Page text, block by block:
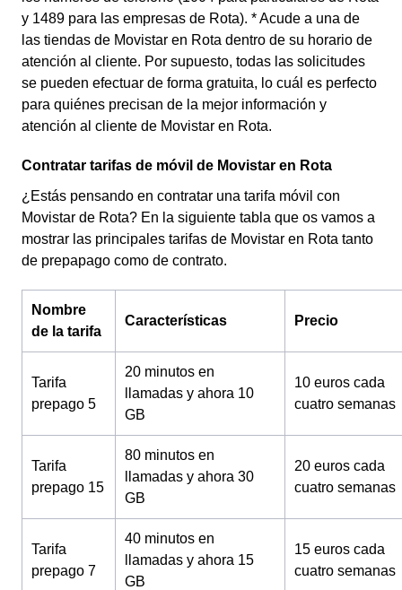
y 1489 para las empresas de Rota). * Acude a una de
las tiendas de Movistar en Rota dentro de su horario de
atención al cliente. Por supuesto, todas las solicitudes
se pueden efectuar de forma gratuita, lo cuál es perfecto
para quiénes precisan de la mejor información y
atención al cliente de Movistar en Rota.
Contratar tarifas de móvil de Movistar en Rota
¿Estás pensando en contratar una tarifa móvil con
Movistar de Rota? En la siguiente tabla que os vamos a
mostrar las principales tarifas de Movistar en Rota tanto
de prepapago como de contrato.
Nombre
de la tarifa
Características Precio
Tarifa
prepago 5
20 minutos en
llamadas y ahora 10
GB
10 euros cada
cuatro semanas
Tarifa
prepago 15
80 minutos en
llamadas y ahora 30
GB
20 euros cada
cuatro semanas
Tarifa
prepago 7
40 minutos en
llamadas y ahora 15
GB
15 euros cada
cuatro semanas